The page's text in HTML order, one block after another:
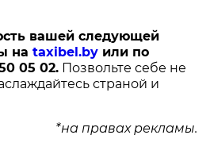
вашей следующей
наtaxibel.by или по
05 02. Позвольте себе не
страной и
*на правах рекламы.